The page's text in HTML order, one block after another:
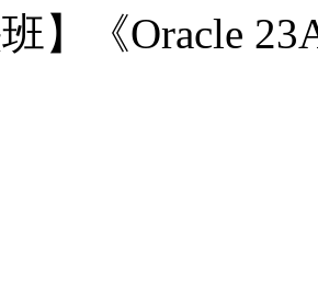
班】《Oracle